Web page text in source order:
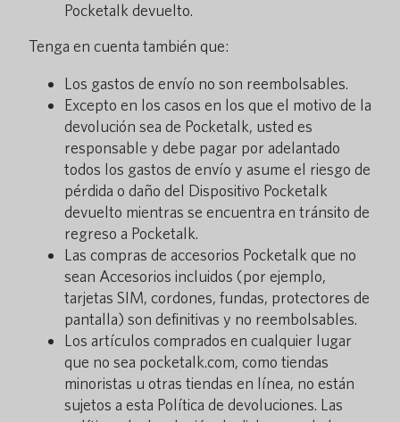
Pocketalk devuelto.
Tenga en cuenta también que:
Los gastos de envío no son reembolsables.
Excepto en los casos en los que el motivo de la
devolución sea de Pocketalk, usted es
responsable y debe pagar por adelantado
todos los gastos de envío y asume el riesgo de
pérdida o daño del Dispositivo Pocketalk
devuelto mientras se encuentra en tránsito de
regreso a Pocketalk.
Las compras de accesorios Pocketalk que no
sean Accesorios incluidos (por ejemplo,
tarjetas SIM, cordones, fundas, protectores de
pantalla) son definitivas y no reembolsables.
Los artículos comprados en cualquier lugar
que no sea pocketalk.com, como tiendas
minoristas u otras tiendas en línea, no están
sujetos a esta Política de devoluciones. Las